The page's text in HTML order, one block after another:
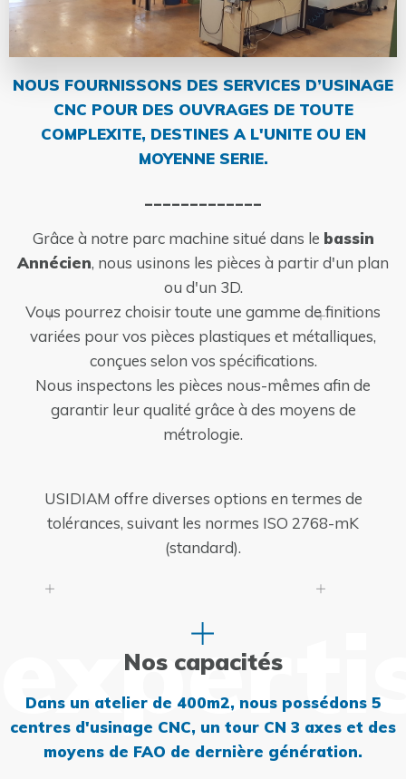
NOUS FOURNISSONS DES SERVICES D’USINAGE
CNC POUR DES OUVRAGES DE TOUTE
COMPLEXITE, DESTINES A L'UNITE OU EN
MOYENNE SERIE.
_____________
Grâce à notre parc machine situé dans le bassin
Annécien, nous usinons les pièces à partir d'un plan
ou d'un 3D.
Vous pourrez choisir toute une gamme de finitions
variées pour vos pièces plastiques et métalliques,
conçues selon vos spécifications.
Nous inspectons les pièces nous-mêmes afin de
garantir leur qualité grâce à des moyens de
métrologie.
USIDIAM offre diverses options en termes de
tolérances, suivant les normes ISO 2768-mK
(standard).
Nos capacités
Dans un atelier de 400m2, nous possédons 5
centres d'usinage CNC, un tour CN 3 axes et des
moyens de FAO de dernière génération.